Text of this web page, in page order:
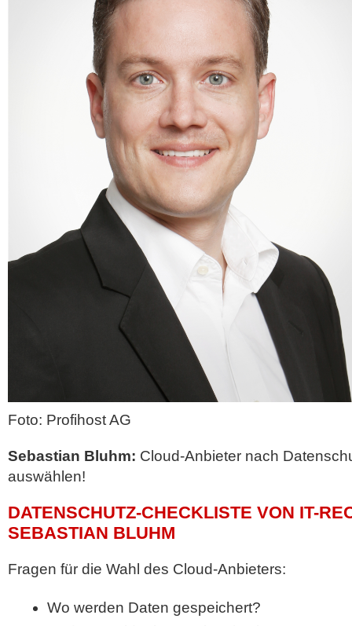
Foto: Profihost AG
Sebastian Bluhm: Cloud-Anbieter nach
auswählen!
DATENSCHUTZ-CHECKLISTE VON IT-
SEBASTIAN BLUHM
Fragen für die Wahl des Cloud-Anbieters:
Wo werden Daten gespeichert?